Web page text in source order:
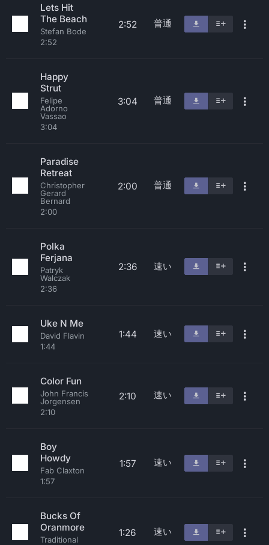
Lets Hit
The Beach
Stefan Bode
2:52
2:52 普通
Happy
Strut
Felipe
Adorno
Vassao
3:04
3:04 普通
Paradise
Retreat
Christopher
Gerard
Bernard
2:00
2:00 普通
Polka
Ferjana
Patryk
Walczak
2:36
2:36 速い
Uke N Me
David Flavin
1:44
1:44 速い
Color Fun
John Francis
Jorgensen
2:10
2:10 速い
Boy
Howdy
Fab Claxton
1:57
1:57 速い
Bucks Of
Oranmore
Traditional
1:26 速い